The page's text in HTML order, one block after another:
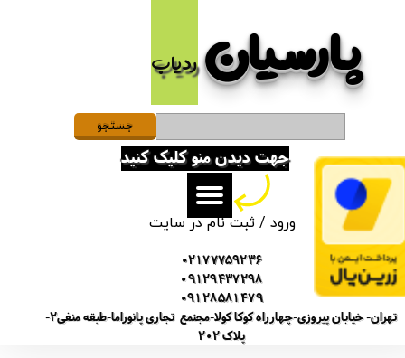
پارسیان​​​​​​​ردیاب
ورود /ثبت نام در سایت
حساب کاربری من
تغییر گذر واژه
سفارشات
خروج از حساب کاربری
02177759236
09129437298
09128581479
تهران- خیابان پیروزی-چهارراه کوکا کولا-مجتمع تجاری پانوراما-طبقه منفی2-
پلاک 202
جهت دیدن منو کلیک کنید
جستجو